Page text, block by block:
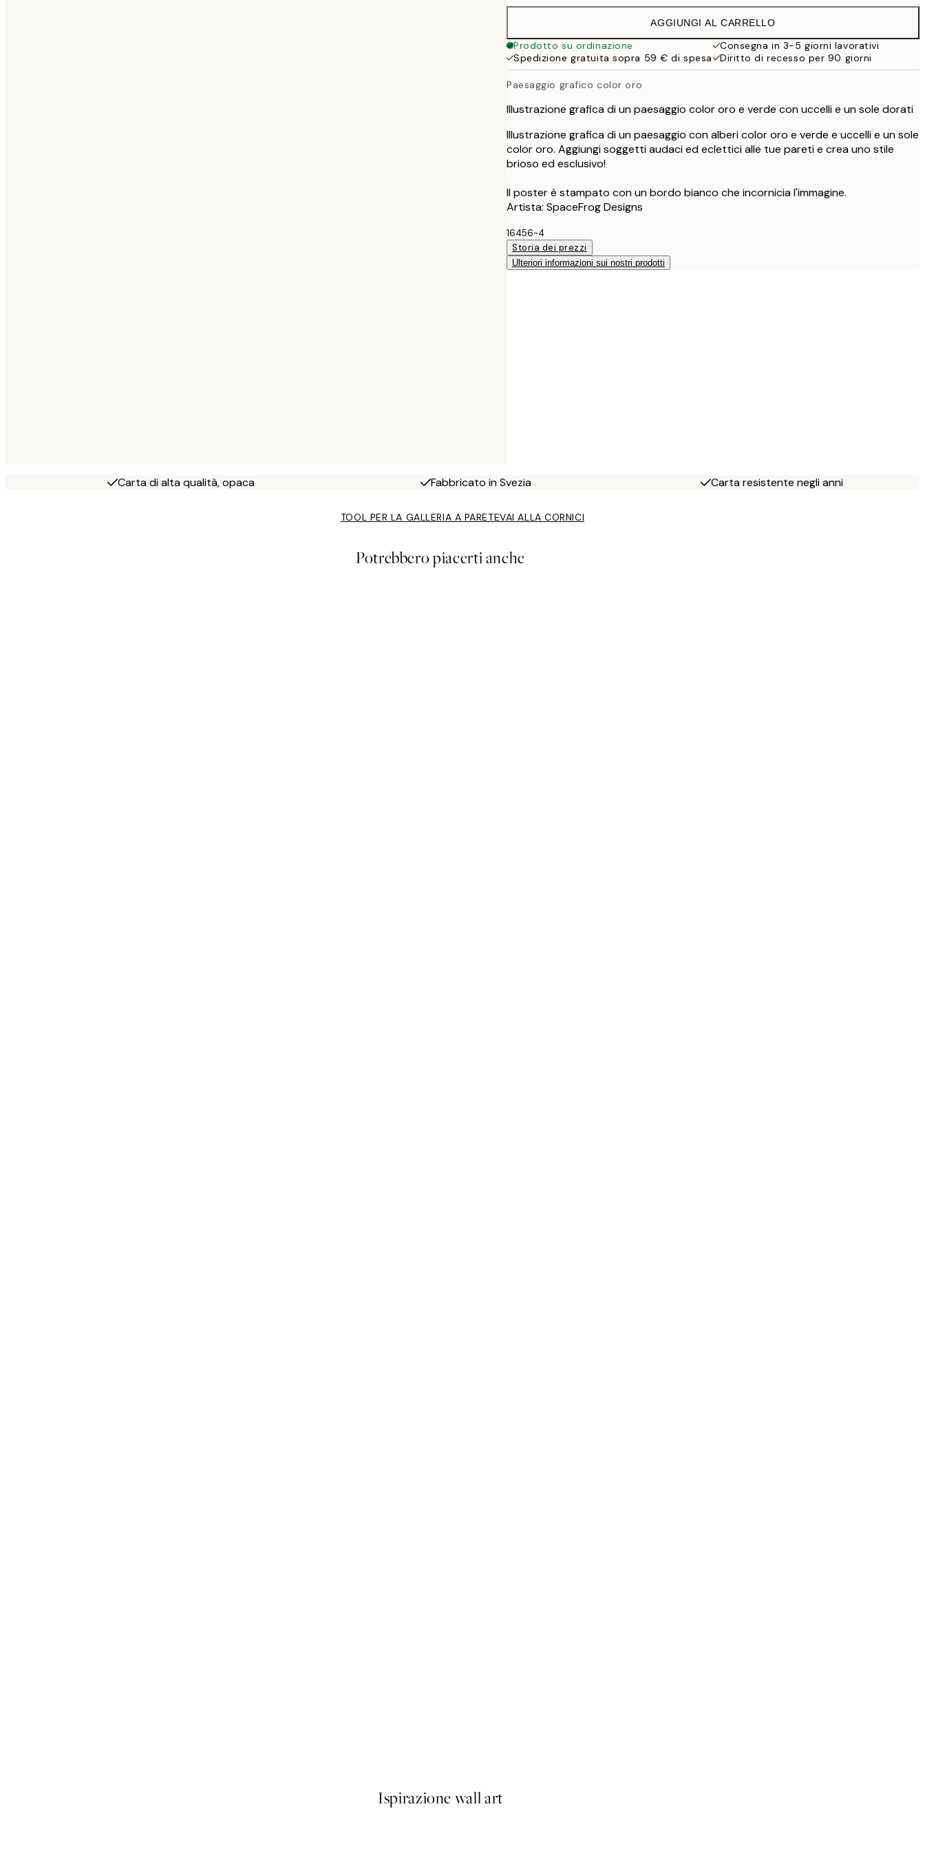
19,95 €
32,45 €
AGGIUNGI AL CARRELLO
Prodotto su ordinazione
Consegna in 3-5 giorni lavorativi
Spedizione gratuita sopra 59 € di spesa
Diritto di recesso per 90 giorni
Paesaggio grafico color oro
Illustrazione grafica di un paesaggio color oro e verde con uccelli e un sole dorati
Illustrazione grafica di un paesaggio con alberi color oro e verde e uccelli e un sole
color oro. Aggiungi soggetti audaci ed eclettici alle tue pareti e crea uno stile
brioso ed esclusivo!
Il poster è stampato con un bordo bianco che incornicia l'immagine.
Artista: SpaceFrog Designs
16456-4
Storia dei prezzi
Ulteriori informazioni sui nostri prodotti
Carta di alta qualità, opaca Fabbricato in Svezia Carta resistente negli anni
TOOL PER LA GALLERIA A PARETEVAI ALLA CORNICI
Potrebbero piacerti anche
Ispirazione wall art